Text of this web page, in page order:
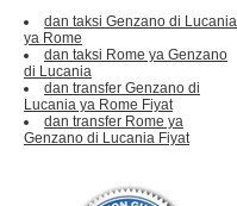
dan taksi Genzano di Lucania
ya Rome
dan taksi Rome ya Genzano
di Lucania
dan transfer Genzano di
Lucania ya Rome Fiyat
dan transfer Rome ya
Genzano di Lucania Fiyat